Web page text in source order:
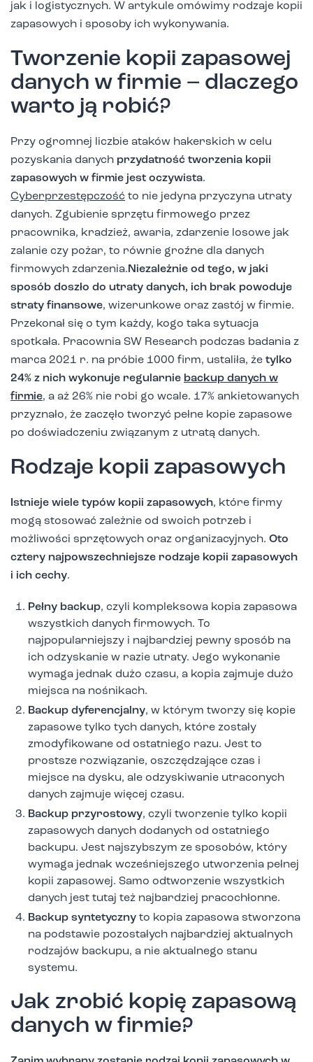
jak i logistycznych. W artykule omówimy rodzaje kopii
zapasowych i sposoby ich wykonywania.
Tworzenie kopii zapasowej
danych w firmie – dlaczego
warto ją robić?
Przy ogromnej liczbie ataków hakerskich w celu
pozyskania danych przydatność tworzenia kopii
zapasowych w firmie jest oczywista.
Cyberprzestępczość to nie jedyna przyczyna utraty
danych. Zgubienie sprzętu firmowego przez
pracownika, kradzież, awaria, zdarzenie losowe jak
zalanie czy pożar, to równie groźne dla danych
firmowych zdarzenia.Niezależnie od tego, w jaki
sposób doszło do utraty danych, ich brak powoduje
straty finansowe, wizerunkowe oraz zastój w firmie.
Przekonał się o tym każdy, kogo taka sytuacja
spotkała. Pracownia SW Research podczas badania z
marca 2021 r. na próbie 1000 firm, ustaliła, że tylko
24% z nich wykonuje regularnie backup danych w
firmie, a aż 26% nie robi go wcale. 17% ankietowanych
przyznało, że zaczęło tworzyć pełne kopie zapasowe
po doświadczeniu związanym z utratą danych.
Rodzaje kopii zapasowych
Istnieje wiele typów kopii zapasowych, które firmy
mogą stosować zależnie od swoich potrzeb i
możliwości sprzętowych oraz organizacyjnych. Oto
cztery najpowszechniejsze rodzaje kopii zapasowych
i ich cechy.
Pełny backup, czyli kompleksowa kopia zapasowa
wszystkich danych firmowych. To
najpopularniejszy i najbardziej pewny sposób na
ich odzyskanie w razie utraty. Jego wykonanie
wymaga jednak dużo czasu, a kopia zajmuje dużo
miejsca na nośnikach.
Backup dyferencjalny, w którym tworzy się kopie
zapasowe tylko tych danych, które zostały
zmodyfikowane od ostatniego razu. Jest to
prostsze rozwiązanie, oszczędzające czas i
miejsce na dysku, ale odzyskiwanie utraconych
danych zajmuje więcej czasu.
Backup przyrostowy, czyli tworzenie tylko kopii
zapasowych danych dodanych od ostatniego
backupu. Jest najszybszym ze sposobów, który
wymaga jednak wcześniejszego utworzenia pełnej
kopii zapasowej. Samo odtworzenie wszystkich
danych jest tutaj też najbardziej pracochłonne.
Backup syntetyczny to kopia zapasowa stworzona
na podstawie pozostałych najbardziej aktualnych
rodzajów backupu, a nie aktualnego stanu
systemu.
Jak zrobić kopię zapasową
danych w firmie?